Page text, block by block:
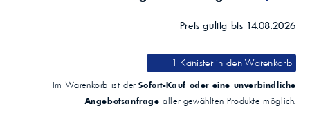
Preis gültig bis 14.08.2026
1 Kanisterin den Warenkorb
Im Warenkorb ist derSofort-Kauf oder eine unverbindliche
Angebotsanfrage aller gewählten Produkte möglich.